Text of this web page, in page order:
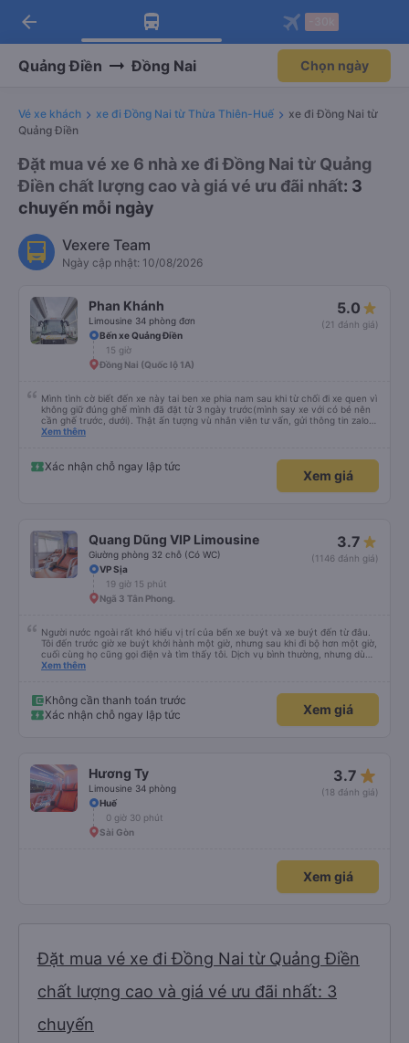
Tải app Vexere ngay!
Nhận ưu đãi thành viên độc
Mở app
Tải app Vexere
-30k/ghế khi đặt vé máy bay qua
Mở app
arrow_back
Quảng Điền Đồng Nai Chọn ngày
Vé xe khách xe đi Đồng Nai từ Thừa Thiên-Huế
xe đi Đồng Nai từ
Quảng Điền
Đặt mua vé xe 6 nhà xe đi Đồng Nai từ Quảng
Điền chất lượng cao và giá vé ưu đãi nhất: 3
chuyến mỗi ngày
Vexere Team
Ngày cập nhật: 10/08/2026
Phan Khánh
Limousine 34 phòng đơn
5.0
(21 đánh giá)
Bến xe Quảng Điền
15 giờ
Đồng Nai (Quốc lộ 1A)
Mình tình cờ biết đến xe này tai ben xe phia nam sau khi từ chối đi xe quen vì
không giữ đúng ghế mình đã đặt từ 3 ngày trước(mình say xe với có bé nên
cần ghế trước, dưới). Thật ấn tượng vù nhân viên tư vấn, gửi thông tin zalo
rõ ràng, chuyên nghiệp. Đi đúng giờ, xe mới toanh, sạch sẽ thơm tho, buồng
các anh tài và lơ cũng cực dễ thương, tâm lý. 10 điểm không nhưng. Mình sẽ
lưu lại để giới thiệu người nhà, bạn bè đi xe này. ưng hết sức. Giờ thấy may
Xem thêm
Xác nhận chỗ ngay lập tức
Xem giá
Quang Dũng VIP Limousine
Giường phòng 32 chỗ (Có WC)
3.7
(1146 đánh giá)
VP Sịa
19 giờ 15 phút
Ngã 3 Tân Phong.
Người nước ngoài rất khó hiểu vị trí của bến xe buýt và xe buýt đến từ đâu.
Tôi đến trước giờ xe buýt khởi hành một giờ, nhưng sau khi đi bộ hơn một giờ,
cuối cùng họ cũng gọi điện và tìm thấy tôi. Dịch vụ bình thường, nhưng dù
sao thì tôi ngủ ngon hơn ở khách sạn vì tôi rất thoải mái. Sẽ tuyệt hơn nếu
Xem thêm
Không cần thanh toán trước
Xác nhận chỗ ngay lập tức
Xem giá
Hương Ty
Limousine 34 phòng
3.7 star_rate
(18 đánh giá)
Huế
0 giờ 30 phút
Sài Gòn
Xem giá
Đặt mua vé xe đi Đồng Nai từ Quảng Điền
chất lượng cao và giá vé ưu đãi nhất: 3
chuyến